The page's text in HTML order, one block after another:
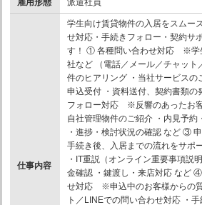
仕事内容
学生向け賃貸物件の入居をスムー
せ対応・手続きフォロー・契約サ
す！ ① 各種問い合わせ対応 ※学
社など （電話／メール／チャット
件のヒアリング ・当社サービスの
申込受付 ・資料送付、契約書類
フォロー対応 ※反響のあったお
自社管理物件のご紹介 ・内見予約
・進捗・検討状況の確認 など ③
手続き後、入居までの流れをサポ
・IT重説（オンライン重要事項説
金確認 ・鍵渡し・来店対応 など
せ対応 ※申込中のお客様からの
ト／LINEでの問い合わせ対応 ・